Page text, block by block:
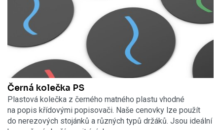
Černá kolečka PS
Plastová kolečka z černého matného plastu vhodné
na popis křídovými popisovači. Naše cenovky lze použít
do nerezových stojánků a různých typů držáků. Jsou ideální